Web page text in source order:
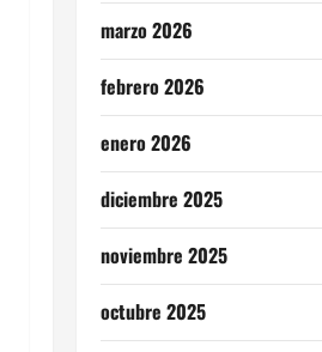
marzo 2026
febrero 2026
enero 2026
diciembre 2025
noviembre 2025
octubre 2025